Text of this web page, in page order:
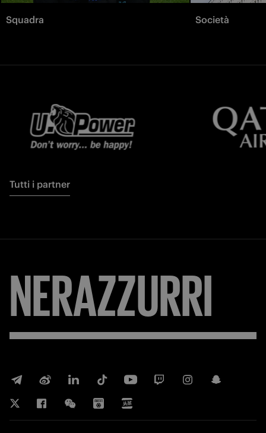
Squadra Società
Tutti i partner
NERAZZURRI